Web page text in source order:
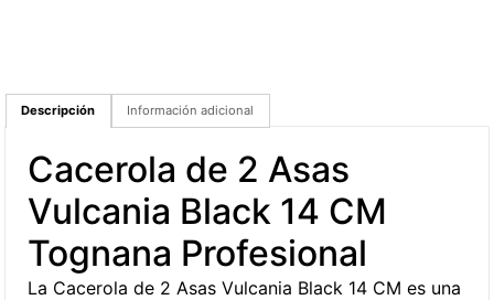
Descripción Información adicional
Cacerola de 2 Asas
Vulcania Black 14 CM
Tognana Profesional
La Cacerola de 2 Asas Vulcania Black 14 CM es una